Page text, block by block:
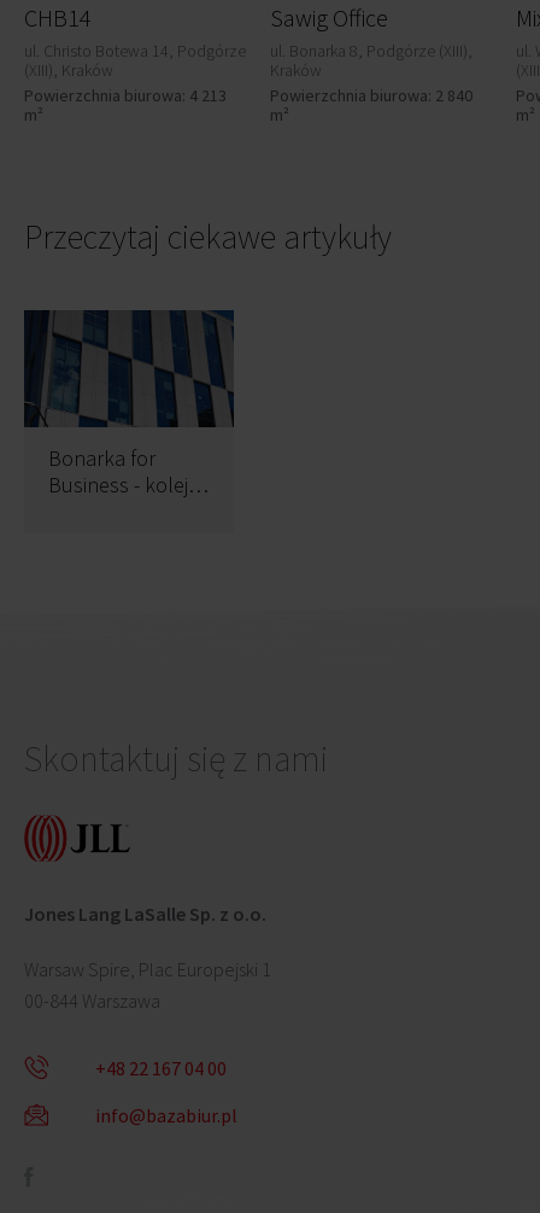
CHB14
ul. Christo Botewa 14, Podgórze
(XIII), Kraków
Powierzchnia biurowa: 4 213
m²
Sawig Office
ul. Bonarka 8, Podgórze (XIII),
Kraków
Powierzchnia biurowa: 2 840
m²
ul.
m²
Przeczytaj ciekawe artykuły
Bonarka for
Business - kolejny
Skontaktuj się z nami
Jones Lang LaSalle Sp. z o.o.
Warsaw Spire, Plac Europejski 1
00-844 Warszawa
+48 22 167 04 00
info@bazabiur.pl